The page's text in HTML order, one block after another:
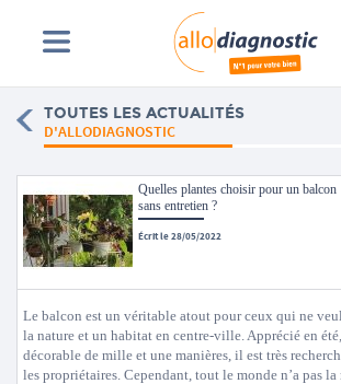
TOUTES LES ACTUALITÉS
D'ALLODIAGNOSTIC
Quelles plantes choisir pour un balcon
sans entretien ?
Écrit le 28/05/2022
Le balcon est un véritable atout pour ceux qui ne
la nature et un habitat en centre-ville. Apprécié en
décorable de mille et une manières, il est très
les propriétaires. Cependant, tout le monde n’a pas